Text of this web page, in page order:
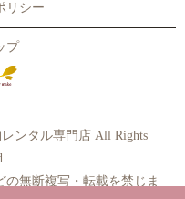
リシー
プ
ンタル専門店 All Rights
の無断複写・転載を禁じま